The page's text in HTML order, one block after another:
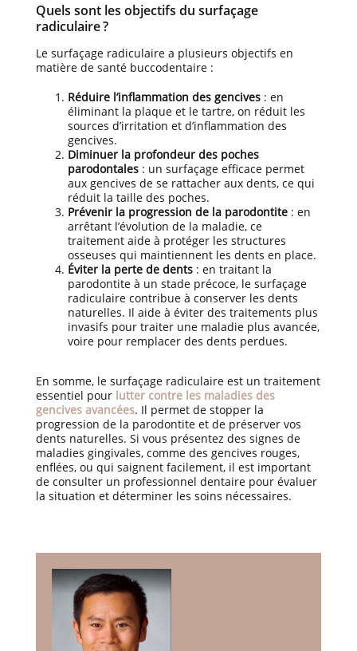
Quels sont les objectifs du surfaçage
radiculaire ?
Le surfaçage radiculaire a plusieurs objectifs en
matière de santé buccodentaire :
Réduire l’inflammation des gencives : en
éliminant la plaque et le tartre, on réduit les
sources d’irritation et d’inflammation des
gencives.
Diminuer la profondeur des poches
parodontales : un surfaçage efficace permet
aux gencives de se rattacher aux dents, ce qui
réduit la taille des poches.
Prévenir la progression de la parodontite : en
arrêtant l’évolution de la maladie, ce
traitement aide à protéger les structures
osseuses qui maintiennent les dents en place.
Éviter la perte de dents : en traitant la
parodontite à un stade précoce, le surfaçage
radiculaire contribue à conserver les dents
naturelles. Il aide à éviter des traitements plus
invasifs pour traiter une maladie plus avancée,
voire pour remplacer des dents perdues.
En somme, le surfaçage radiculaire est un traitement
essentiel pour lutter contre les maladies des
gencives avancées. Il permet de stopper la
progression de la parodontite et de préserver vos
dents naturelles. Si vous présentez des signes de
maladies gingivales, comme des gencives rouges,
enflées, ou qui saignent facilement, il est important
de consulter un professionnel dentaire pour évaluer
la situation et déterminer les soins nécessaires.